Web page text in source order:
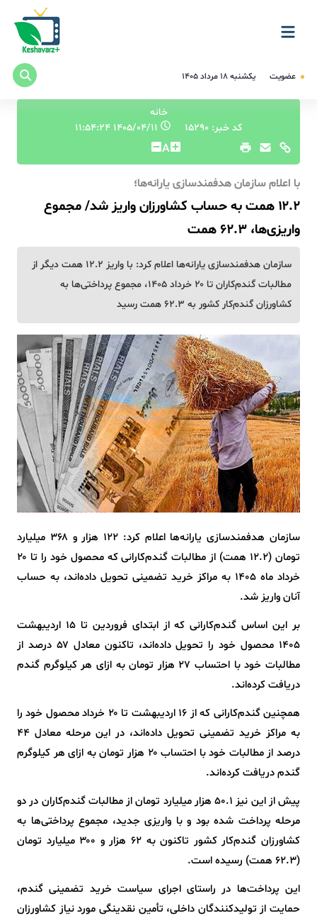
عضویت یکشنبه ۱۸ مرداد ۱۴۰۵
خانه
کد خبر: 15290
۱۴۰۵/۰۴/۱۱ ۱۱:۵۴:۲۴
A
با اعلام سازمان هدفمندسازی یارانه‌ها؛
۱۲.۲ همت به حساب کشاورزان واریز شد/ مجموع
واریزی‌ها، ۶۲.۳ همت
سازمان هدفمندسازی یارانه‌ها اعلام کرد: با واریز ۱۲.۲ همت دیگر از
مطالبات گندم‌کاران تا ۲۰ خرداد ۱۴۰۵، مجموع پرداختی‌ها به
کشاورزان گندم‌کار کشور به ۶۲.۳ همت رسید
سازمان هدفمندسازی یارانه‌ها اعلام کرد: ۱۲۲ هزار و ۳۶۸ میلیارد
تومان (۱۲.۲ همت) از مطالبات گندم‌کارانی که محصول خود را تا ۲۰
خرداد ماه ۱۴۰۵ به مراکز خرید تضمینی تحویل داده‌اند، به حساب
آنان واریز شد.
بر این اساس گندم‌کارانی که از ابتدای فروردین تا ۱۵ اردیبهشت
۱۴۰۵ محصول خود را تحویل داده‌اند، تاکنون معادل ۵۷ درصد از
مطالبات خود با احتساب ۲۷ هزار تومان به ازای هر کیلوگرم گندم
دریافت کرده‌اند.
همچنین گندم‌کارانی که از ۱۶ اردیبهشت تا ۲۰ خرداد محصول خود را
به مراکز خرید تضمینی تحویل داده‌اند، در این مرحله معادل ۴۴
درصد از مطالبات خود با احتساب ۲۰ هزار تومان به ازای هر کیلوگرم
گندم دریافت کرده‌اند.
پیش از این نیز ۵۰.۱ هزار میلیارد تومان از مطالبات گندم‌کاران در دو
مرحله پرداخت شده بود و با واریزی جدید، مجموع پرداختی‌ها به
کشاورزان گندم‌کار کشور تاکنون به ۶۲ هزار و ۳۰۰ میلیارد تومان
(۶۲.۳ همت) رسیده است.
این پرداخت‌ها در راستای اجرای سیاست خرید تضمینی گندم،
حمایت از تولیدکنندگان داخلی، تأمین نقدینگی مورد نیاز کشاورزان